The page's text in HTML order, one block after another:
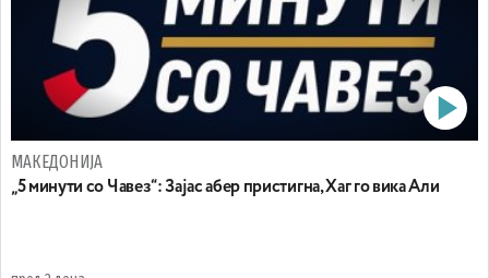
МАКЕДОНИЈА
„5 минути со Чавез“: Зајас абер пристигна, Хаг го вика Али